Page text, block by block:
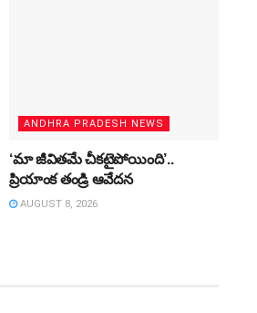
ANDHRA PRADESH NEWS
‘మా జీవితమే చీకటైపోయింది’..
ప్రియాంక తండ్రి ఆవేదన
AUGUST 8, 2026